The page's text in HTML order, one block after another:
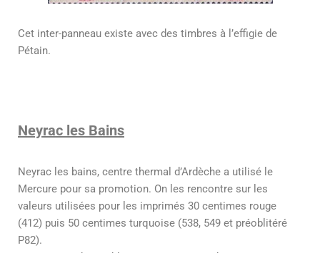
Cet inter-panneau existe avec des timbres à l’effigie de
Pétain.
Neyrac les Bains
Neyrac les bains, centre thermal d’Ardèche a utilisé le
Mercure pour sa promotion. On les rencontre sur les
valeurs utilisées pour les imprimés 30 centimes rouge
(412) puis 50 centimes turquoise (538, 549 et préoblitéré
P82).